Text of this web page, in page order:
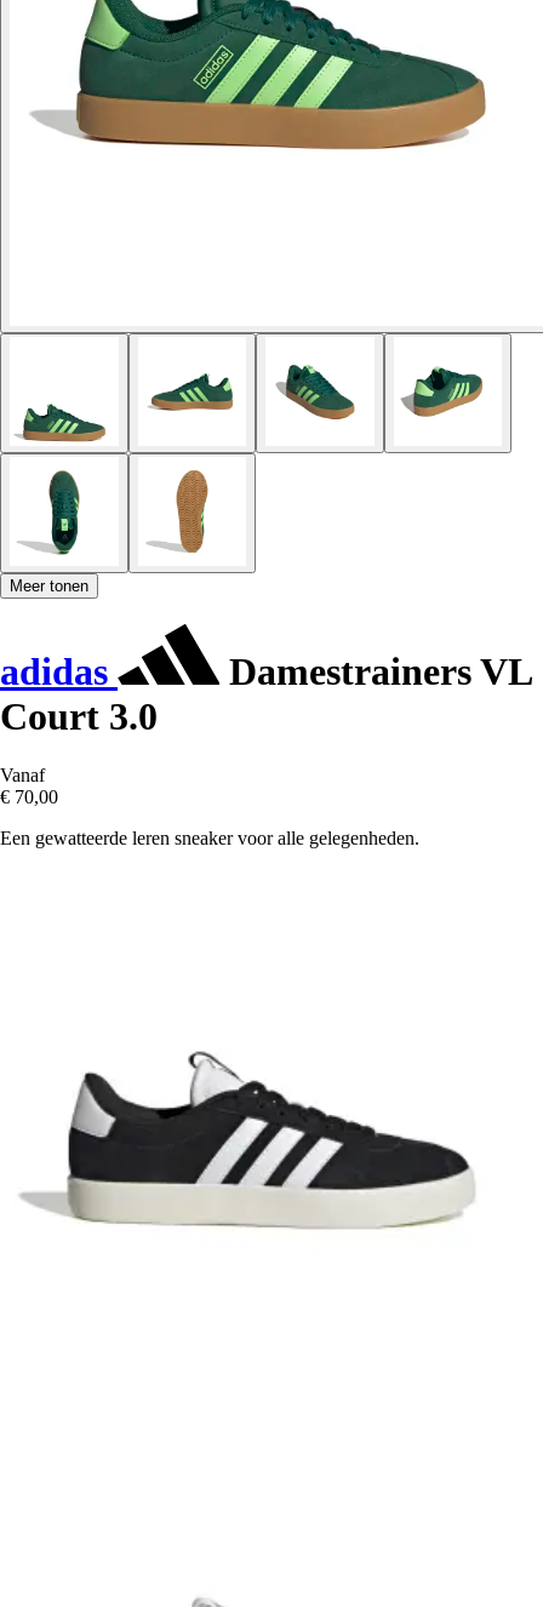
Meer tonen
adidas
Damestrainers VL
Court 3.0
Vanaf
€ 70,00
Een gewatteerde leren sneaker voor alle gelegenheden.